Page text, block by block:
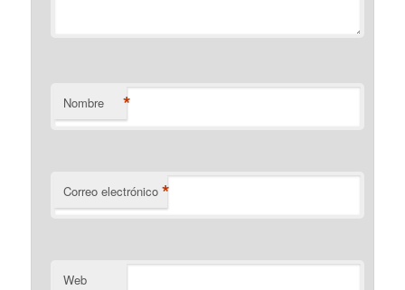
Nombre *
Correo electrónico *
Web